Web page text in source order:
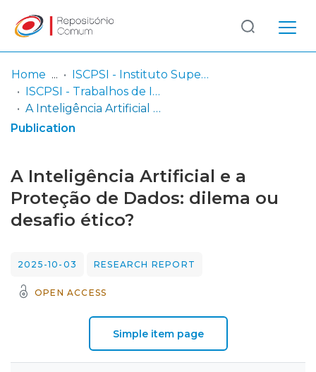
Communities
& Collections
Statistics
Log
In
(current)
Home
ISCPSI - Instituto Superior de Ciências Policiais e Segurança Interna
ISCPSI - Trabalhos de Investigação Final - Curso de Comando e Direção Policial (CCDP)
A Inteligência Artificial e a Proteção de Dados: dilema ou desafio ético?
Publication
A Inteligência Artificial e a
Proteção de Dados: dilema ou
desafio ético?
2025-10-03 RESEARCH REPORT
OPEN ACCESS
Simple item page